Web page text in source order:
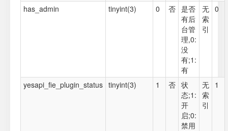
has_admin tinyint(3) 0 否 是否
有后
台管
理,0:
没
有;1:
有
无
索
引
0
yesapi_fie_plugin_status tinyint(3) 1 否 状
态;1:
开
启;0:
禁用
无
索
引
1